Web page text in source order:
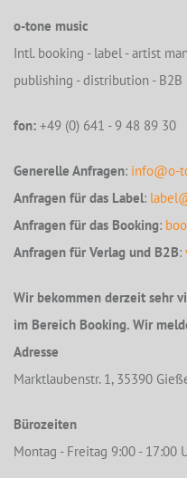
o-tone music
Intl. booking - label - artist
publishing - distribution - B2B
fon: +49 (0) 641 - 9 48 89 30
Generelle Anfragen: info@o-
Anfragen für das Label:
Anfragen für das Booking:
Anfragen für Verlag und B2B:
Wir bekommen derzeit sehr
im Bereich Booking. Wir
Adresse
Marktlaubenstr. 1, 35390
Bürozeiten
Montag - Freitag 9:00 - 17:00